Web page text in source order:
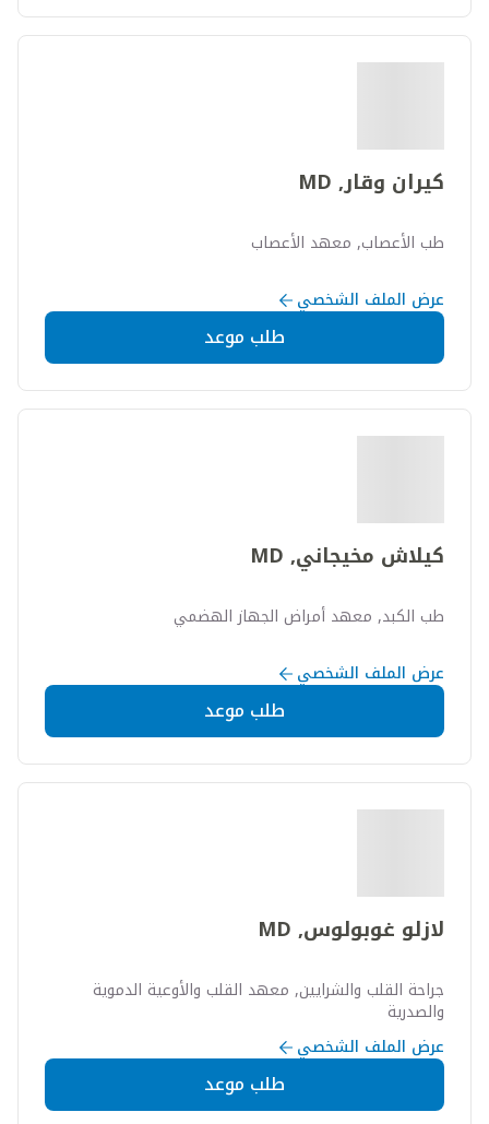
كيران وقار, MD
طب الأعصاب, معهد الأعصاب
عرض الملف الشخصي
طلب موعد
كيلاش مخيجاني, MD
طب الكبد, معهد أمراض الجهاز الهضمي
عرض الملف الشخصي
طلب موعد
لازلو غوبولوس, MD
جراحة القلب والشرايين, معهد القلب والأوعية الدموية
والصدرية
عرض الملف الشخصي
طلب موعد